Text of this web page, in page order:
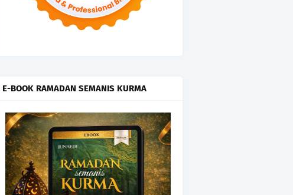
E-BOOK RAMADAN SEMANIS KURMA